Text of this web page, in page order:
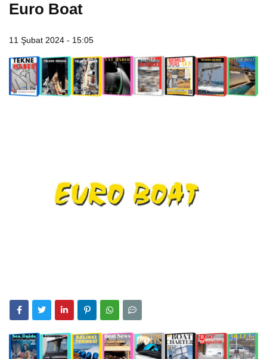
Euro Boat
11 Şubat 2024 - 15:05